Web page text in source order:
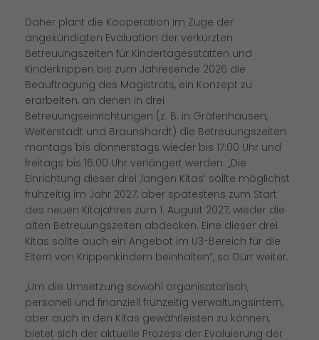
Daher plant die Kooperation im Zuge der
angekündigten Evaluation der verkürzten
Betreuungszeiten für Kindertagesstätten und
Kinderkrippen bis zum Jahresende 2026 die
Beauftragung des Magistrats, ein Konzept zu
erarbeiten, an denen in drei
Betreuungseinrichtungen (z. B. in Gräfenhausen,
Weiterstadt und Braunshardt) die Betreuungszeiten
montags bis donnerstags wieder bis 17:00 Uhr und
freitags bis 16:00 Uhr verlängert werden. „Die
Einrichtung dieser drei ‚langen Kitas‘ sollte möglichst
frühzeitig im Jahr 2027, aber spätestens zum Start
des neuen Kitajahres zum 1. August 2027, wieder die
alten Betreuungszeiten abdecken. Eine dieser drei
Kitas sollte auch ein Angebot im U3-Bereich für die
Eltern von Krippenkindern beinhalten“, so Dürr weiter.
Um die Umsetzung sowohl organisatorisch,
personell und finanziell frühzeitig verwaltungsintern,
aber auch in den Kitas gewährleisten zu können,
bietet sich der aktuelle Prozess der Evaluierung der